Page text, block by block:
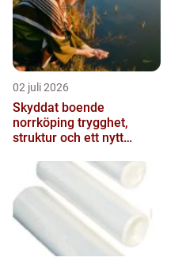
02 juli 2026
Skyddat boende
norrköping trygghet,
struktur och ett nytt